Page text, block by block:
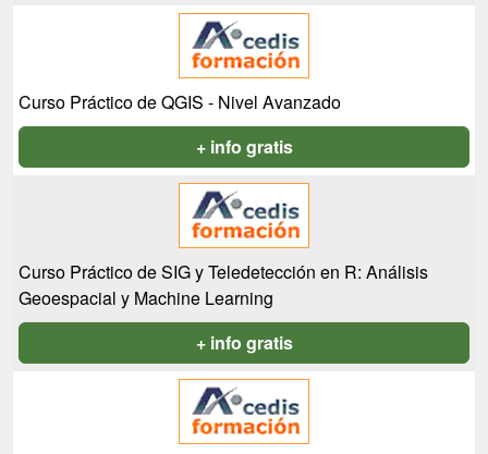
Curso Práctico de QGIS - Nivel Avanzado
+ info gratis
Curso Práctico de SIG y Teledetección en R: Análisis
Geoespacial y Machine Learning
+ info gratis